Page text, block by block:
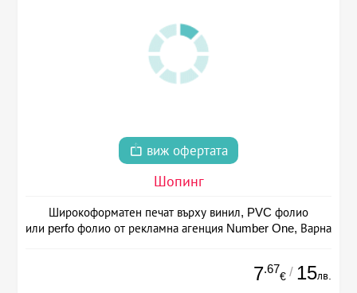
виж офертата
Шопинг
Широкоформатен печат върху винил, PVC фолио
или perfo фолио от рекламна агенция Number One, Варна
7.67
€ / 15лв.